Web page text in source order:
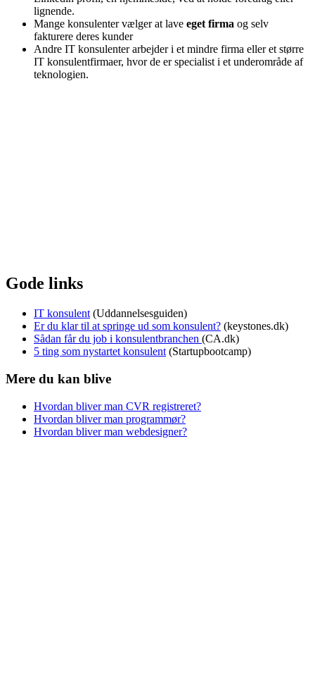
lignende.
Mange konsulenter vælger at lave eget firma og selv
fakturere deres kunder
Andre IT konsulenter arbejder i et mindre firma eller et større
IT konsulentfirmaer, hvor de er specialist i et underområde af
teknologien.
Gode links
IT konsulent (Uddannelsesguiden)
Er du klar til at springe ud som konsulent? (keystones.dk)
Sådan får du job i konsulentbranchen (CA.dk)
5 ting som nystartet konsulent (Startupbootcamp)
Mere du kan blive
Hvordan bliver man CVR registreret?
Hvordan bliver man programmør?
Hvordan bliver man webdesigner?